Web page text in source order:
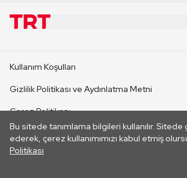
Bu sitede tanımlama bilgileri kullanılır.
ederek, çerez kullanımımızı kabul etmiş
Politikası
CANLI YAYINLAR
Kullanım Koşulları
Gizlilik Politikası ve Aydınlatma Metni
Çerez Politikası
İletişim
Her hakkı saklıdır. ©2026 TRT. Bağlantı